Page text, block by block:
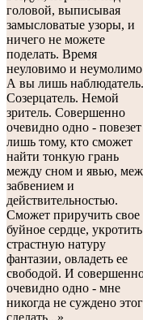
головой, выписывая
замысловатые узоры, и
ничего не можете
поделать. Время
неуловимо и
А вы лишь наблюдатель.
Созерцатель. Немой
зритель. Совершенно
очевидно одно - повезет
лишь тому, кто сможет
найти тонкую грань
между сном и явью,
забвением и
действительностью.
Сможет приручить свое
буйное сердце, укротить
страстную натуру
фантазии, овладеть ее
свободой. И
очевидно одно - мне
никогда не суждено
сделать...»